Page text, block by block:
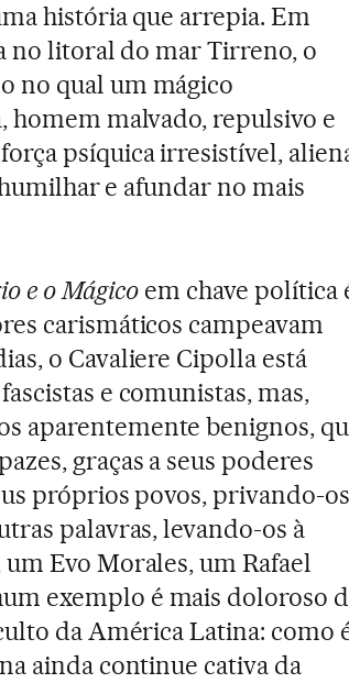
história que arrepia. Em
no litoral do mar Tirreno, o
no qual um mágico
homem malvado, repulsivo e
psíquica irresistível,
e afundar no mais
e o Mágico em chave política
carismáticos campeavam
o Cavaliere Cipolla está
e comunistas, mas,
aparentemente benignos,
graças a seus poderes
próprios povos, privando-os
palavras, levando-os à
Evo Morales, um Rafael
exemplo é mais doloroso
da América Latina: como
ainda continue cativa da